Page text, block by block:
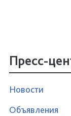
Пресс-
Новости
Объявления